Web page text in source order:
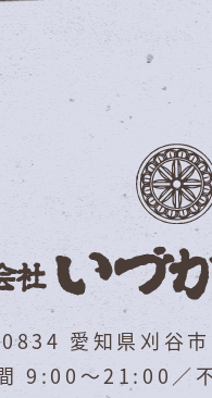
愛知県刈谷
9:00～21:00／